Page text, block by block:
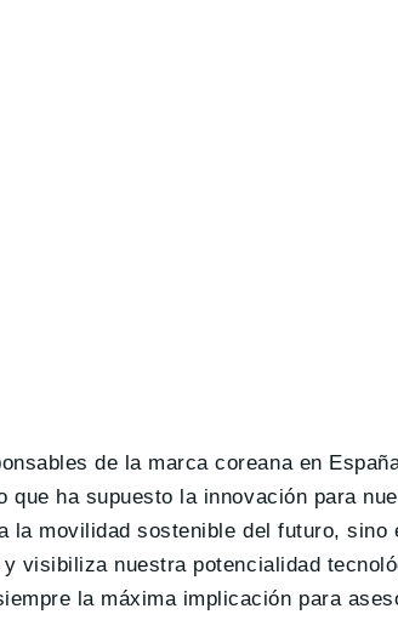
de la marca coreana en
que ha supuesto la innovación para
la movilidad sostenible del futuro,
visibiliza nuestra potencialidad
la máxima implicación para